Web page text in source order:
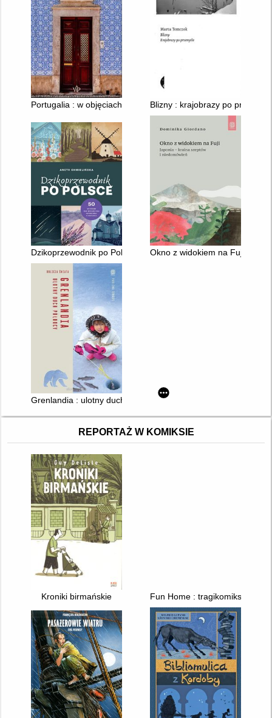
Portugalia : w objęciach oceanuBlizny : krajobrazy po
Dzikoprzewodnik po Polsce : 50 wypraw dla wielbicieli
Okno z widokiem na Fuji :
Grenlandia : ulotny duch północy
REPORTAŻ W KOMIKSIE
Kroniki birmańskie Fun Home : tragikomiks